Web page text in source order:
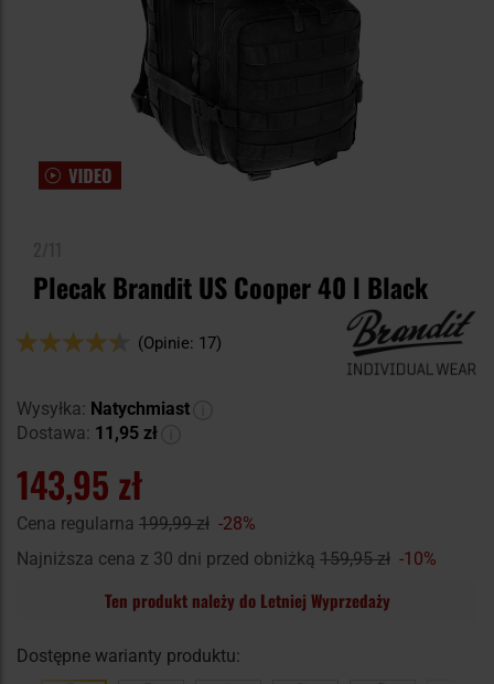
Plecak Brandit US Cooper 40 l Black
Ocena:
(Opinie: 17)
Wysyłka: Natychmiast
Dostawa: 11,95 zł
143,95 zł
Cena regularna 199,99 zł -28%
Najniższa cena z 30 dni przed obniżką 159,95 zł -10%
Ten produkt należy do Letniej Wyprzedaży
Dostępne warianty produktu: